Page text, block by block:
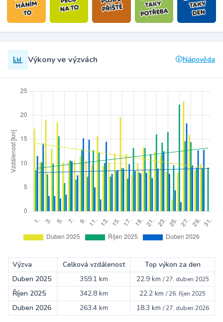
Výkony ve výzvách Nápověda
Výzva Celková vzdálenost
Top výkon za den
Duben 2025
359.1 km 22.9 km /27. duben 2025
Říjen 2025 342.8 km 22.2 km /26. říjen 2025
Duben 2026 263.4 km 18.3 km /27. duben 2026